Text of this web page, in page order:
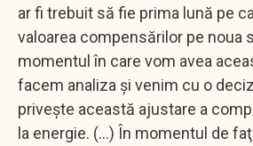
ar fi trebuit să fie prima lună pe
valoarea compensărilor pe noua
momentul în care vom avea
facem analiza şi venim cu o
priveşte această ajustare a
la energie. (...) În momentul de